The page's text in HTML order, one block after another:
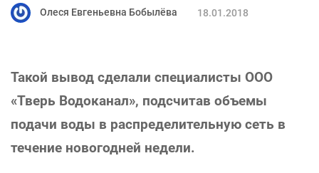
Олеся Евгеньевна Бобылёва 18.01.2018
Такой вывод сделали специалисты ООО
«Тверь Водоканал», подсчитав объемы
подачи воды в распределительную сеть в
течение новогодней недели.